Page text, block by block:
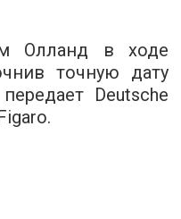
Олланд в ходе
точную дату
Deutsche